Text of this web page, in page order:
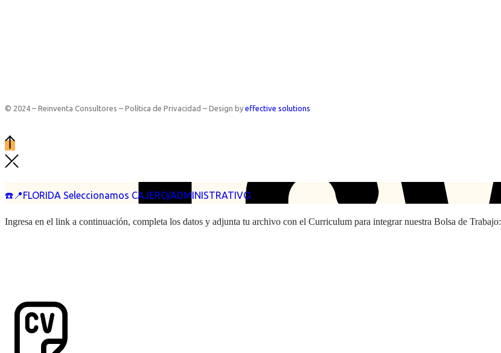
☎️📍FLORIDA Seleccionamos CAJERO/ADMINISTRATIVO.
© 2024 – Reinventa Consultores – Política de Privacidad – Design by effective solutions
Ingresa en el link a continuación, completa los datos y adjunta tu archivo con el Curriculum para integrar nuestra Bolsa de Trabajo: